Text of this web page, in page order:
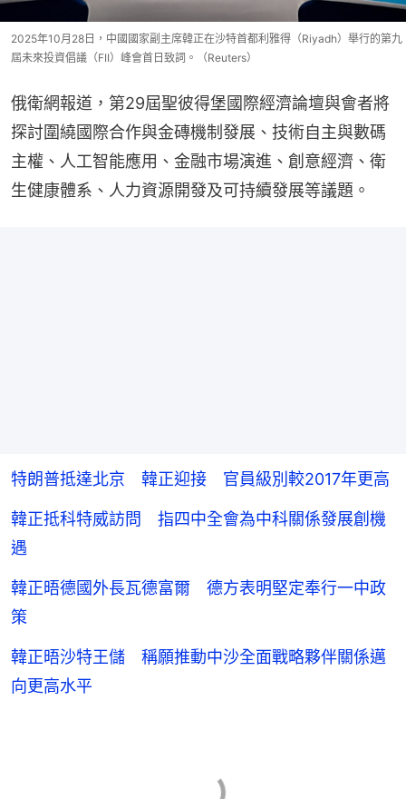
2025年10月28日，中國國家副主席韓正在沙特首都利雅得（Riyadh）舉行的第九
屆未來投資倡議（FII）峰會首日致詞。（Reuters）
俄衛網報道，第29屆聖彼得堡國際經濟論壇與會者將
探討圍繞國際合作與金磚機制發展、技術自主與數碼
主權、人工智能應用、金融市場演進、創意經濟、衛
生健康體系、人力資源開發及可持續發展等議題。
特朗普抵達北京 韓正迎接 官員級別較2017年更高
韓正抵科特威訪問 指四中全會為中科關係發展創機
遇
韓正晤德國外長瓦德富爾 德方表明堅定奉行一中政
策
韓正晤沙特王儲 稱願推動中沙全面戰略夥伴關係邁
向更高水平